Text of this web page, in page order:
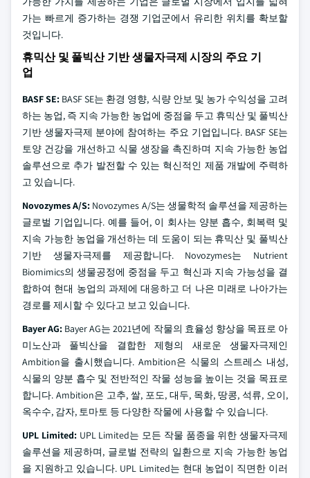
가는 빠르게 증가하는 경쟁 기업군에서 유리한 위치를 확보할
것입니다.
휴믹산 및 풀빅산 기반 생물자극제 시장의 주요 기
업
BASF SE: BASF SE는 환경 영향, 식량 안보 및 농가 수익성을 고려
하는 농업, 즉 지속 가능한 농업에 중점을 두고 휴믹산 및 풀빅산
기반 생물자극제 분야에 참여하는 주요 기업입니다. BASF SE는
토양 건강을 개선하고 식물 생장을 촉진하며 지속 가능한 농업
솔루션으로 추가 발전할 수 있는 혁신적인 제품 개발에 주력하
고 있습니다.
Novozymes A/S: Novozymes A/S는 생물학적 솔루션을 제공하는
글로벌 기업입니다. 예를 들어, 이 회사는 양분 흡수, 회복력 및
지속 가능한 농업을 개선하는 데 도움이 되는 휴믹산 및 풀빅산
기반 생물자극제를 제공합니다. Novozymes는 Nutrient
Biomimics의 생물공정에 중점을 두고 혁신과 지속 가능성을 결
합하여 현대 농업의 과제에 대응하고 더 나은 미래로 나아가는
경로를 제시할 수 있다고 보고 있습니다.
Bayer AG: Bayer AG는 2021년에 작물의 효율성 향상을 목표로 아
미노산과 풀빅산을 결합한 제형의 새로운 생물자극제인
Ambition을 출시했습니다. Ambition은 식물의 스트레스 내성,
식물의 양분 흡수 및 전반적인 작물 성능을 높이는 것을 목표로
합니다. Ambition은 고추, 쌀, 포도, 대두, 목화, 땅콩, 석류, 오이,
옥수수, 감자, 토마토 등 다양한 작물에 사용할 수 있습니다.
UPL Limited: UPL Limited는 모든 작물 품종을 위한 생물자극제
솔루션을 제공하며, 글로벌 전략의 일환으로 지속 가능한 농업
을 지원하고 있습니다. UPL Limited는 현대 농업이 직면한 이러